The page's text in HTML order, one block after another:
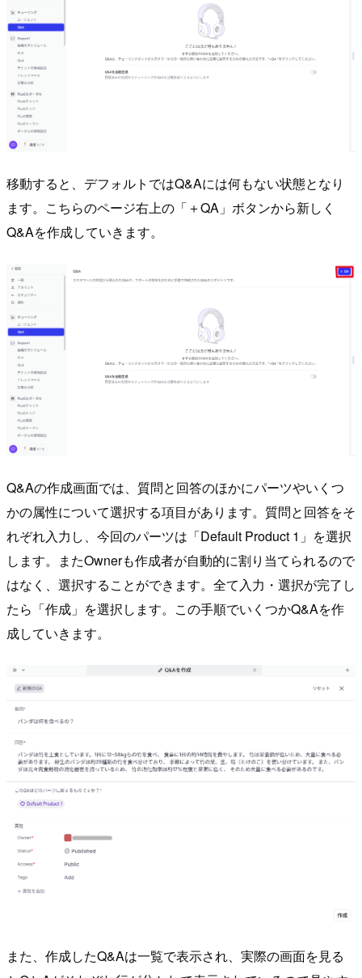
移動すると、デフォルトではQ&Aには何もない状態となり
ます。こちらのページ右上の「＋QA」ボタンから新しく
Q&Aを作成していきます。
Q&Aの作成画面では、質問と回答のほかにパーツやいくつ
かの属性について選択する項目があります。質問と回答をそ
れぞれ入力し、今回のパーツは「Default Product 1」を選択
します。またOwnerも作成者が自動的に割り当てられるので
はなく、選択することができます。全て入力・選択が完了し
たら「作成」を選択します。この手順でいくつかQ&Aを作
成していきます。
また、作成したQ&Aは一覧で表示され、実際の画面を見る